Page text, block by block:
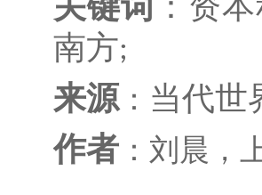
南方;
来源： 当代世
作者 ： 刘晨 ，